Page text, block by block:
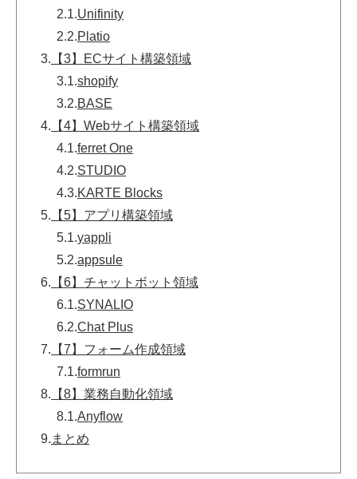
2.1.Unifinity
2.2.Platio
3. 【3】ECサイト構築領域
3.1.shopify
3.2.BASE
4. 【4】Webサイト構築領域
4.1.ferret One
4.2.STUDIO
4.3.KARTE Blocks
5. 【5】アプリ構築領域
5.1.yappli
5.2.appsule
6. 【6】チャットボット領域
6.1.SYNALIO
6.2.Chat Plus
7. 【7】フォーム作成領域
7.1.formrun
8. 【8】業務自動化領域
8.1.Anyflow
9. まとめ